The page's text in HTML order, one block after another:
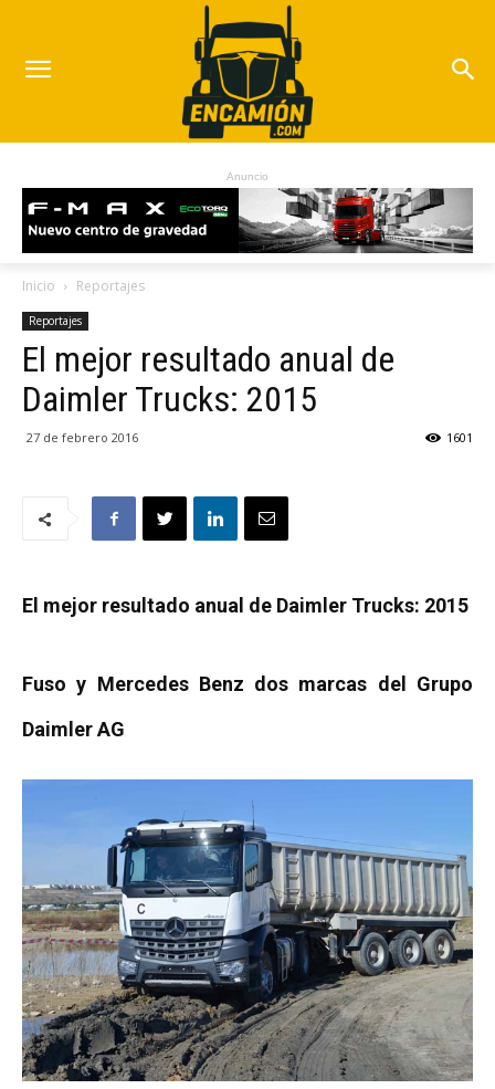
Anuncio
Inicio Reportajes
Reportajes
El mejor resultado anual de
Daimler Trucks: 2015
27 de febrero 2016 1601
El mejor resultado anual de Daimler Trucks: 2015
Fuso y Mercedes Benz dos marcas del Grupo
Daimler AG